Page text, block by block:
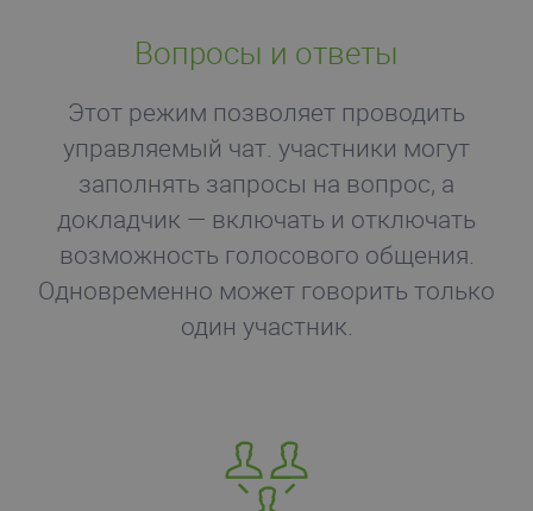
Вопросы и ответы
Этот режим позволяет проводить
управляемый чат. участники могут
заполнять запросы на вопрос, а
докладчик — включать и отключать
возможность голосового общения.
Одновременно может говорить только
один участник.